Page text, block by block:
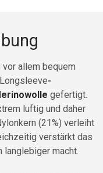
allem bequem
-
gefertigt.
luftig und daher
(21%) verleiht
verstärkt das
langlebiger macht.